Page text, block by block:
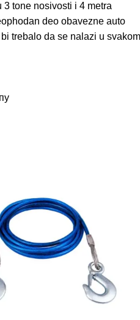
3 tone nosivosti i 4 metra
deo obavezne auto
trebalo da se nalazi u svakom